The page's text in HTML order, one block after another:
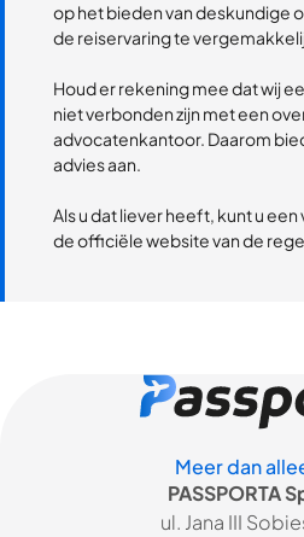
op het bieden van deskundige
de reiservaring te
Houd er rekening mee dat wij
niet verbonden zijn met een
advocatenkantoor. Daarom
advies aan.
Als u dat liever heeft, kunt u
de officiële website van de
Meer dan
PASSPORTA
ul. Jana III